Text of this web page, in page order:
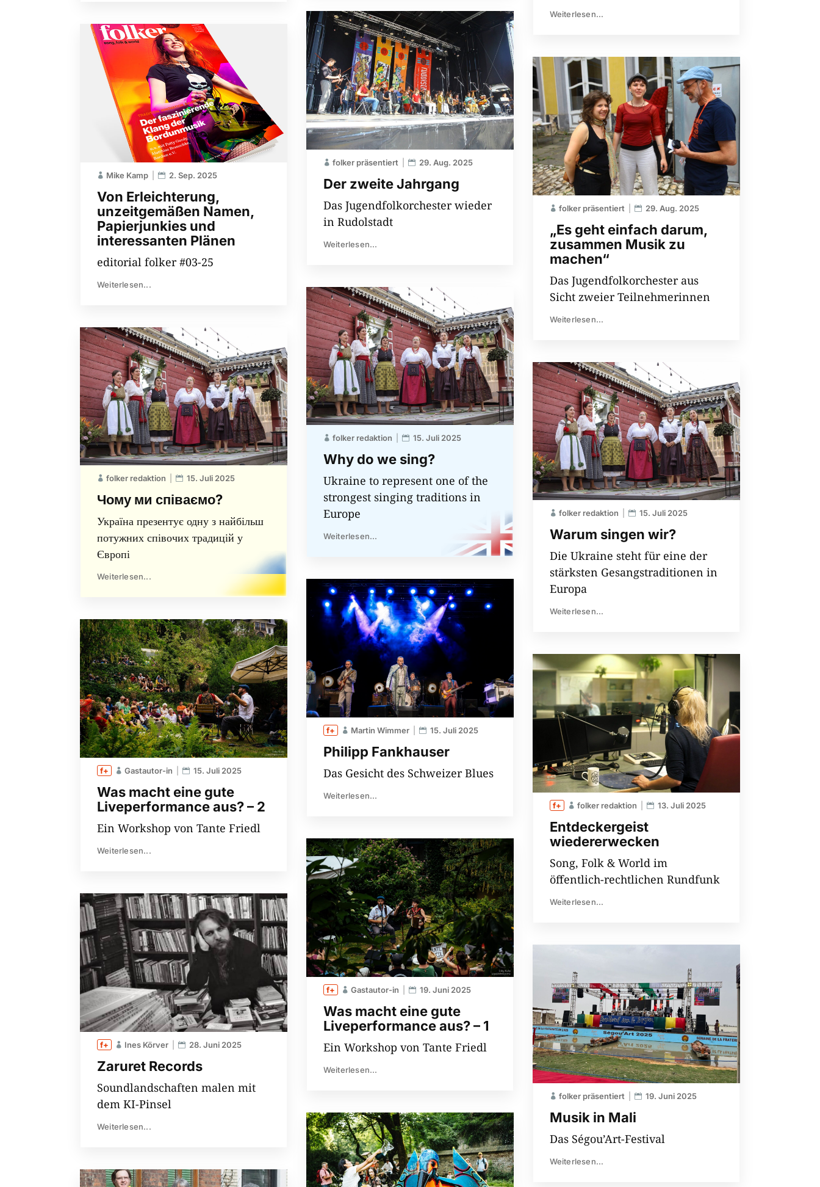
Von Erleichterung,
unzeitgemäßen Namen,
Papierjunkies und
interessanten Plänen
Mike Kamp 2. Sep. 2025
editorial folker #03-25
Weiterlesen...
Чому ми співаємо?
folker redaktion 15. Juli 2025
Україна презентує одну з найбільш
потужних співочих традицій у
Європі
Weiterlesen...
Was macht eine gute
Liveperformance aus? – 2
Gastautor-in 15. Juli 2025
Ein Workshop von Tante Friedl
Weiterlesen...
Zaruret Records
Ines Körver 28. Juni 2025
Soundlandschaften malen mit
dem KI-Pinsel
Weiterlesen...
Der zweite Jahrgang
folker präsentiert 29. Aug. 2025
Das Jugendfolkorchester wieder
in Rudolstadt
Weiterlesen...
Why do we sing?
folker redaktion 15. Juli 2025
Ukraine to represent one of the
strongest singing traditions in
Europe
Weiterlesen...
Philipp Fankhauser
Martin Wimmer 15. Juli 2025
Das Gesicht des Schweizer Blues
Weiterlesen...
Was macht eine gute
Liveperformance aus? – 1
Gastautor-in 19. Juni 2025
Ein Workshop von Tante Friedl
Weiterlesen...
Weiterlesen...
„Es geht einfach darum,
zusammen Musik zu
machen“
folker präsentiert 29. Aug. 2025
Das Jugendfolkorchester aus
Sicht zweier Teilnehmerinnen
Weiterlesen...
Warum singen wir?
folker redaktion 15. Juli 2025
Die Ukraine steht für eine der
stärksten Gesangstraditionen in
Europa
Weiterlesen...
Entdeckergeist
wiedererwecken
folker redaktion 13. Juli 2025
Song, Folk & World im
öffentlich-rechtlichen Rundfunk
Weiterlesen...
Musik in Mali
folker präsentiert 19. Juni 2025
Das Ségou’Art-Festival
Weiterlesen...